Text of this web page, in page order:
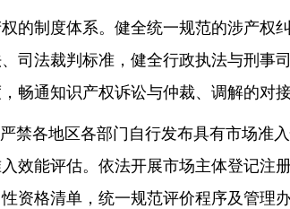
的制度体系。健全统一规范的涉产
司法裁判标准，健全行政执法与刑事
畅通知识产权诉讼与仲裁、调解的对接
禁各地区各部门自行发布具有市场准
效能评估。依法开展市场主体登记注
格清单，统一规范评价程序及管理